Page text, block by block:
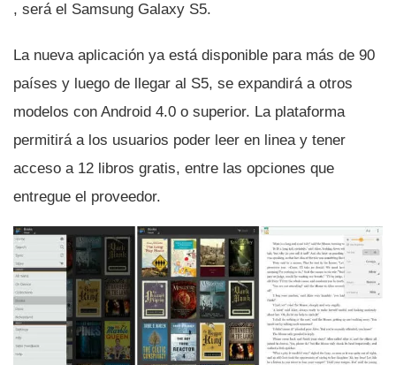
, será el Samsung Galaxy S5.
La nueva aplicación ya está disponible para más de 90
paí­ses y luego de llegar al S5, se expandirá a otros
modelos con Android 4.0 o superior. La plataforma
permitirá a los usuarios poder leer en linea y tener
acceso a 12 libros gratis, entre las opciones que
entregue el proveedor.